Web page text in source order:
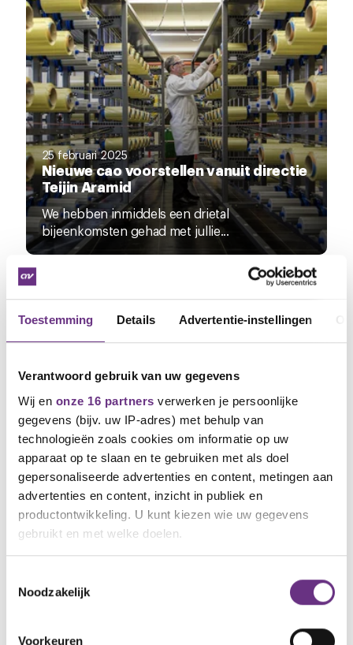
Toestemming Details Advertentie-instellingen
Verantwoord gebruik van uw gegevens
Wij en onze 16 partners verwerken je persoonlijke
gegevens (bijv. uw IP-adres) met behulp van
technologieën zoals cookies om informatie op uw
apparaat op te slaan en te gebruiken met als doel
gepersonaliseerde advertenties en content, metingen aan
advertenties en content, inzicht in publiek en
productontwikkeling. U kunt kiezen wie uw gegevens
gebruikt en met welke doelen.
Informatie verzamelen over uw geografische
Uw apparaat identificeren door het actief te
Noodzakelijk
Voorkeuren
25 februari 2025
Nieuwe cao voorstellen vanuit directie
Teijin Aramid
We hebben inmiddels een drietal
bijeenkomsten gehad met jullie...
18 februari 2025
Terugkoppeling van de tweede
onderhandelingsronde bij Teijin
Aramid
De bespreking vond plaats op 12 februari ’25
in de vergaderzaal...